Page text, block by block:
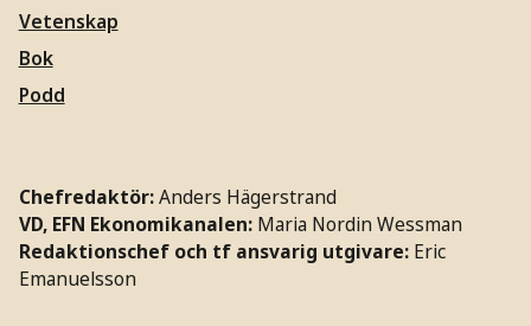
Vetenskap
Bok
Podd
Chefredaktör:Anders Hägerstrand
VD, EFN Ekonomikanalen: Maria Nordin Wessman
Redaktionschef och tf ansvarig utgivare: Eric
Emanuelsson